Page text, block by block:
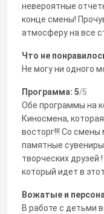
невероятные
конце смены!
атмосферу на все
Что не
Не могу ни одного
Программа: 5/5
Обе программы на
Киносмена,
восторг!!! Со
памятные
творческих друзей
который идет в
Вожатые и
В работе с детьми